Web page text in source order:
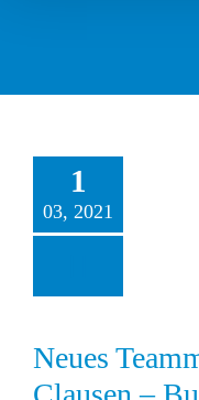
1
03, 2021
Teammitglied –
Neues